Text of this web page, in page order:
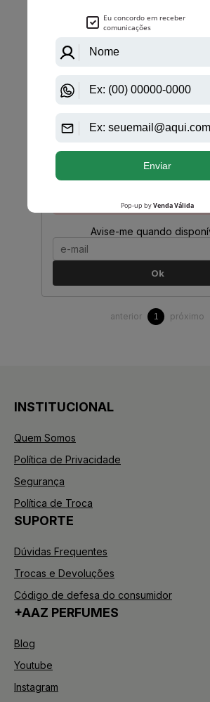
Avise-me quando
Ralph Lauren
ESGOTADO
Avise-me quando
Ok
anterior 1 próximo
INSTITUCIONAL
Quem Somos
Política de Privacidade
Segurança
Política de Troca
SUPORTE
Dúvidas Frequentes
Trocas e Devoluções
Código de defesa do consumidor
+AAZ PERFUMES
Blog
Youtube
Instagram